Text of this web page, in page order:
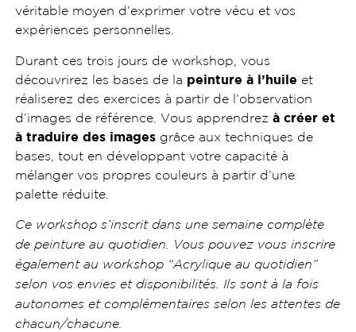
véritable moyen d’exprimer votre vécu et vos
expériences personnelles.
Durant ces trois jours de workshop, vous
découvrirez les bases de la peinture à l’huile et
réaliserez des exercices à partir de l’observation
d’images de référence. Vous apprendrez à créer et
à traduire des imagesgrâce aux techniques de
bases, tout en développant votre capacité à
mélanger vos propres couleurs à partir d’une
palette réduite.
Ce workshop s’inscrit dans une semaine complète
de peinture au quotidien. Vous pouvez vous inscrire
également au workshop “Acrylique au quotidien”
selon vos envies et disponibilités. Ils sont à la fois
autonomes et complémentaires selon les attentes de
chacun/chacune.